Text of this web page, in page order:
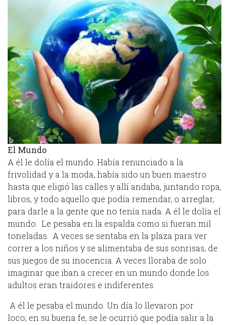
El Mundo
A él le dolía el mundo. Había renunciado a la
frivolidad y a la moda, había sido un buen maestro
hasta que eligió las calles y allí andaba, juntando ropa,
libros, y todo aquello que podía remendar, o arreglar,
para darle a la gente que no tenía nada. A él le dolía el
mundo. Le pesaba en la espalda como si fueran mil
toneladas. A veces se sentaba en la plaza para ver
correr a los niños y se alimentaba de sus sonrisas, de
sus juegos de su inocencia. A veces lloraba de solo
imaginar que iban a crecer en un mundo donde los
adultos eran traidores e indiferentes.
A él le pesaba el mundo. Un día lo llevaron por
loco; en su buena fe, se le ocurrió que podía salir a la